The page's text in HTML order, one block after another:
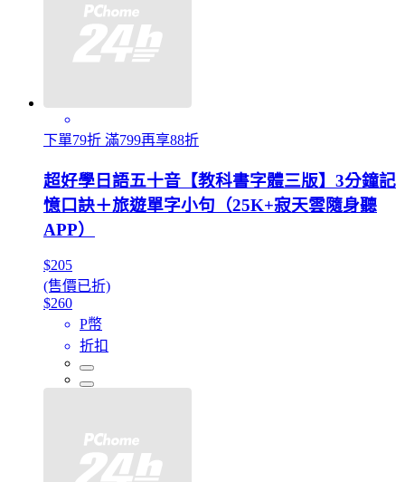
下單79折 滿799再享88折
超好學日語五十音【教科書字體三版】3分鐘記
憶口訣＋旅遊單字小句（25K+寂天雲隨身聽
APP）
$205
(售價已折)
$260
P幣
折扣